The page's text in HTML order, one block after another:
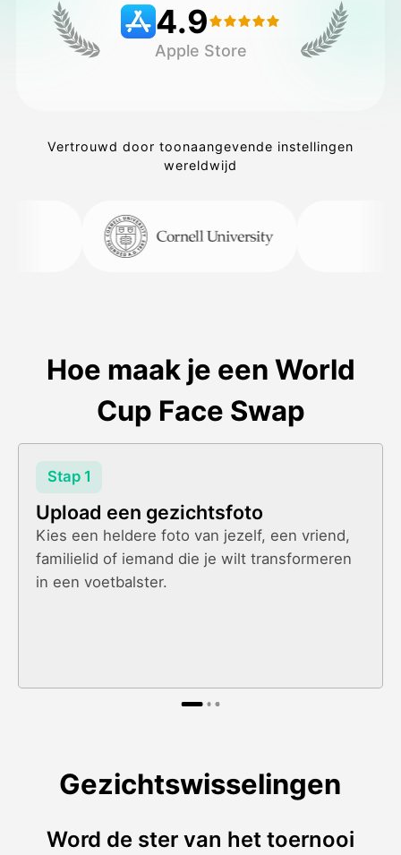
4.9
Apple Store
Vertrouwd door toonaangevende instellingen
wereldwijd
Hoe maak je een World
Cup Face Swap
Stap 1
Upload een gezichtsfoto
Kies een heldere foto van jezelf, een vriend,
familielid of iemand die je wilt transformeren
in een voetbalster.
Gezichtswisselingen
Word de ster van het toernooi